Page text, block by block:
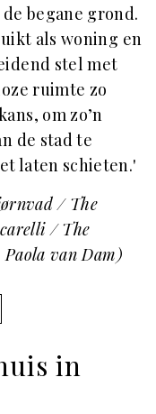
begane grond.
als woning en
stel met
ruimte zo
om zo’n
de stad te
laten schieten.'
/ The
/ The
Paola van Dam)
in